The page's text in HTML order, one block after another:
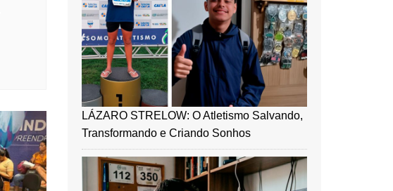
LÁZARO STRELOW: O Atletismo Salvando,
Transformando e Criando Sonhos